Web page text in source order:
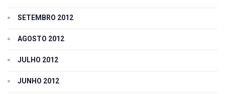
SETEMBRO 2012
AGOSTO 2012
JULHO 2012
JUNHO 2012